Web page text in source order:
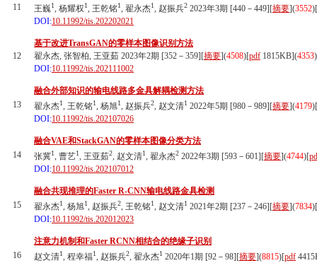
11
王巍1, 杨耀权1, 王乾铭1, 翟永杰1, 赵振兵2 2023年3期 [440－449][摘要](3552)[
DOI:10.11992/tis.202202021
12
基于改进TransGAN的零样本图像识别方法
翟永杰, 张智柏, 王亚茹 2023年2期 [352－359][摘要](4508)[pdf 1815KB](4353)
DOI:10.11992/tis.202111002
13
融合外部知识的输电线路多金具解耦检测方法
翟永杰1, 王乾铭1, 杨旭1, 赵振兵2, 赵文清1 2022年5期 [980－989][摘要](4179)[
DOI:10.11992/tis.202107026
14
融合VAE和StackGAN的零样本图像分类方法
张冀1, 曹艺1, 王亚茹2, 赵文清1, 翟永杰2 2022年3期 [593－601][摘要](4744)[
DOI:10.11992/tis.202107012
15
融合共现推理的Faster R-CNN输电线路金具检测
翟永杰1, 杨旭1, 赵振兵2, 王乾铭1, 赵文清1 2021年2期 [237－246][摘要](7834)[
DOI:10.11992/tis.202012023
16
注意力机制和Faster RCNN相结合的绝缘子识别
赵文清1, 程幸福1, 赵振兵2, 翟永杰1 2020年1期 [92－98][摘要](8815)[pdf